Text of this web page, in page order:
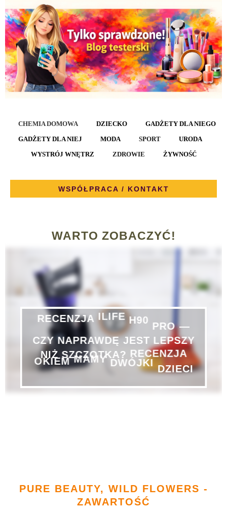
CHEMIA DOMOWA DZIECKO
GADŻETY DLA NIEGO
GADŻETY DLA NIEJ
MODA SPORT
URODA
WYSTRÓJ WNĘTRZ
ZDROWIE ŻYWNOŚĆ
WSPÓŁPRACA / KONTAKT
WARTO ZOBACZYĆ!
RECENZJA ILIFE H90 PRO —
CZY NAPRAWDĘ JEST LEPSZY
NIŻ
SZCZOTKA? RECENZJA
OKIEM MAMY DWÓJKI DZIECI
PURE BEAUTY, WILD FLOWERS -
ZAWARTOŚĆ